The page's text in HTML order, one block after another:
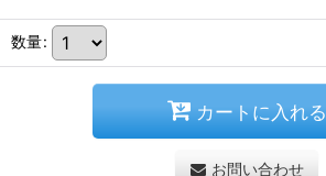
数量:
カートに入れる
お問い合わせ